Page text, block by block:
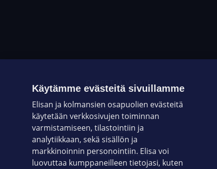
OHJEET JA VINKIT
OMAYHTEISÖ
VIANSELVITYS
ASIAKASPALVELU
Käytämme evästeitä sivuillamme
Elisan ja kolmansien osapuolien evästeitä
käytetään verkkosivujen toiminnan
varmistamiseen, tilastointiin ja
analytiikkaan, sekä sisällön ja
markkinoinnin personointiin. Elisa voi
luovuttaa kumppaneilleen tietojasi, kuten